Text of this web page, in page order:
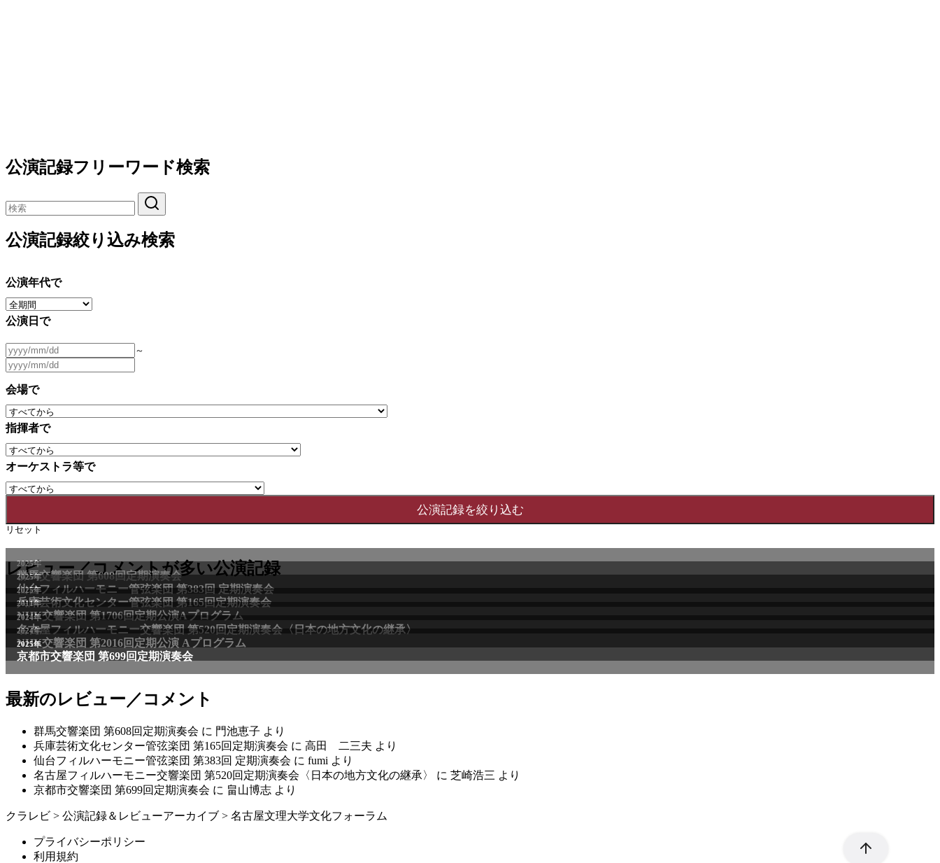
公演記録フリーワード検索
公演記録絞り込み検索
公演年代で
公演日で
～
会場で
指揮者で
オーケストラ等で
リセット
レビュー／コメントが多い公演記録
2025年
群馬交響楽団 第608回定期演奏会
2025年
仙台フィルハーモニー管弦楽団 第383回 定期演奏会
2025年
兵庫芸術文化センター管弦楽団 第165回定期演奏会
2011年
NHK交響楽団 第1706回定期公演Aプログラム
2024年
名古屋フィルハーモニー交響楽団 第520回定期演奏会〈日本の地方文化の継承〉
2024年
NHK交響楽団 第2016回定期公演 Aプログラム
2025年
京都市交響楽団 第699回定期演奏会
最新のレビュー／コメント
群馬交響楽団 第608回定期演奏会 に 門池恵子 より
兵庫芸術文化センター管弦楽団 第165回定期演奏会 に 高田 二三夫 より
仙台フィルハーモニー管弦楽団 第383回 定期演奏会 に fumi より
名古屋フィルハーモニー交響楽団 第520回定期演奏会〈日本の地方文化の継承〉
に 芝崎浩三 より
京都市交響楽団 第699回定期演奏会 に 畠山博志 より
クラレビ > 公演記録＆レビューアーカイブ > 名古屋文理大学文化フォーラム
プライバシーポリシー
利用規約